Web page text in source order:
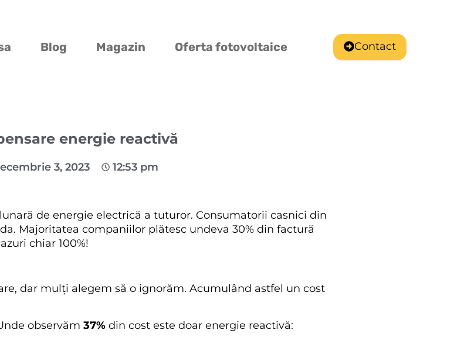
Blog Magazin Oferta fotovoltaice Contact
energie reactivă
3, 2023
12:53 pm
de energie electrică a tuturor. Consumatorii casnici din
Majoritatea companiilor plătesc undeva 30% din factură
chiar 100%!
dar mulți alegem să o ignorăm. Acumulând astfel un cost
observăm 37% din cost este doar energie reactivă: